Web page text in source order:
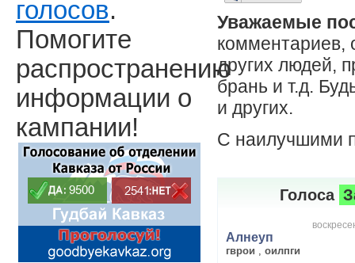
Уважаемые
комментариев,
других людей,
брань и т.д.
и других.
С наилучшими
Голоса
Алнеуп
гврои
оилпги
голосов.
Помогите
распространению
информации о
кампании!